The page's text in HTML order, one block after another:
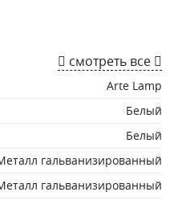
смотреть все
Arte Lamp
Белый
Белый
гальванизированный
гальванизированный